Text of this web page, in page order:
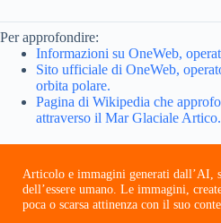
Per approfondire:
Informazioni su OneWeb,
Sito ufficiale di OneWeb,
orbita polare.
Pagina di Wikipedia che
attraverso il Mar Glaciale Artico.
Articolo e immagini generati dall’AI,
dell’essere umano. Le immagini,
poca o scarsa attinenza con il suo